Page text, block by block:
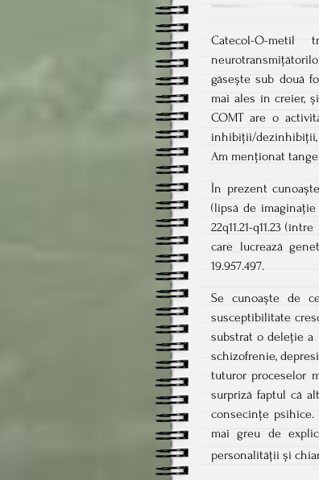
Catecol-O-metil
găsește sub două
mai ales în creier,
COMT are o
inhibiții/dezinhibiții,
Am menționat
În prezent
(lipsă de
22q11.21-q11.23
care lucrează
19.957.497.
Se cunoaște de
susceptibilitate
substrat o deleție a
schizofrenie,
tuturor proceselor
surpriză faptul că
consecințe psihice.
mai greu de
personalității și